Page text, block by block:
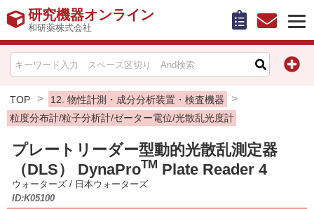
研究機器オンライン
和研薬株式会社
TOP
12. 物性計測・成分分析装置・検査機器
粒度分布計/粒子分析計/ゼーター電位/光散乱光度計
プレートリーダー型動的光散乱測定器
（DLS） DynaProTM Plate Reader 4
ウォーターズ/ 日本ウォーターズ
ID:K05100
HOME
比較表作成
お知らせ
機器キャンペーン情報一覧